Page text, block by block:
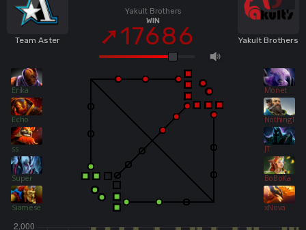
Team Aster
Erika
Echo
ss
Super
Siamese.C
Yakult Brothers
WIN
17686
Monet
JT
BoBoKa
xNova
Yakult Brothers